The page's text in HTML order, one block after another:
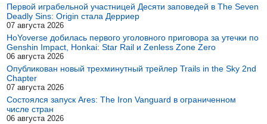
Первой играбельной участницей Десяти заповедей в The Seven
Deadly Sins: Origin стала Дерриер
07 августа 2026
HoYoverse добилась первого уголовного приговора за утечки по
Genshin Impact, Honkai: Star Rail и Zenless Zone Zero
06 августа 2026
Опубликован новый трехминутный трейлер Trails in the Sky 2nd
Chapter
07 августа 2026
Состоялся запуск Ares: The Iron Vanguard в ограниченном
числе стран
06 августа 2026